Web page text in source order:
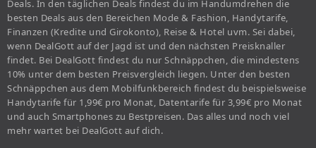
Deals. In den täglichen Deals findest du im Handumdrehen die
besten Deals aus den Bereichen Mode & Fashion, Handytarife,
Finanzen (Kredite und Girokonto), Reise & Hotel uvm. Sei dabei,
wenn DealGott auf der Jagd ist und den nächsten Preisknaller
findet. Bei DealGott findest du nur Schnäppchen, die mindestens
10% unter dem besten Preisvergleich liegen. Unter den besten
Schnäppchen aus dem Mobilfunkbereich findest du beispielsweise
Handytarife für 1,99€ pro Monat, Datentarife für 3,99€ pro Monat
und auch Smartphones zu Bestpreisen. Das alles und noch viel
mehr wartet bei DealGott auf dich.